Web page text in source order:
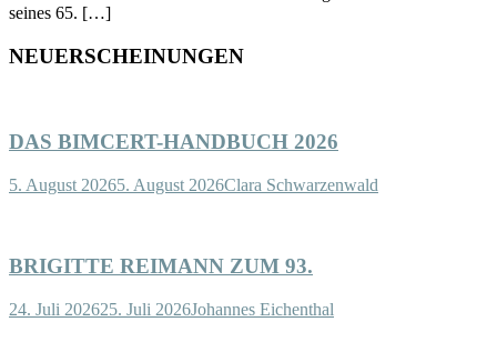
seines 65. […]
NEUERSCHEINUNGEN
DAS BIMCERT-HANDBUCH 2026
5. August 20265. August 2026Clara Schwarzenwald
BRIGITTE REIMANN ZUM 93.
24. Juli 202625. Juli 2026Johannes Eichenthal